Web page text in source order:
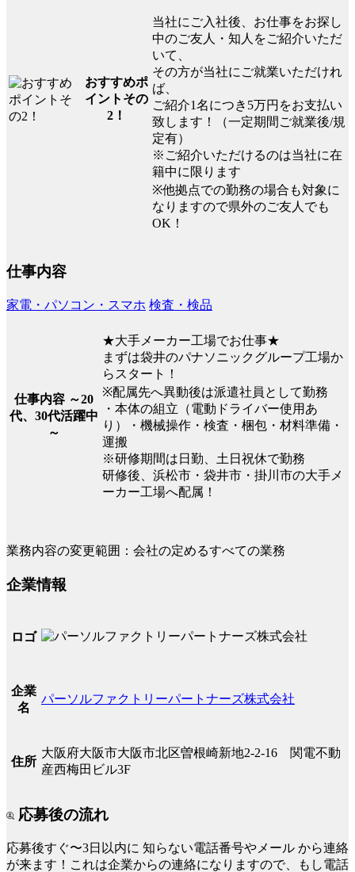
おすすめポ
イントその
2！
当社にご入社後、お仕事をお探し
中のご友人・知人をご紹介いただ
いて、
その方が当社にご就業いただけれ
ば、
ご紹介1名につき5万円をお支払い
致します！（一定期間ご就業後/規
定有）
※ご紹介いただけるのは当社に在
籍中に限ります
※他拠点での勤務の場合も対象に
なりますので県外のご友人でも
OK！
仕事内容
家電・パソコン・スマホ 検査・検品
仕事内容 ～20
代、30代活躍中
～
★大手メーカー工場でお仕事★
まずは袋井のパナソニックグループ工場か
らスタート！
※配属先へ異動後は派遣社員として勤務
・本体の組立（電動ドライバー使用あ
り）・機械操作・検査・梱包・材料準備・
運搬
※研修期間は日勤、土日祝休で勤務
研修後、浜松市・袋井市・掛川市の大手メ
ーカー工場へ配属！
業務内容の変更範囲：会社の定めるすべての業務
企業情報
ロゴ
企業
名
パーソルファクトリーパートナーズ株式会社
住所
大阪府大阪市大阪市北区曽根崎新地2-2-16 関電不動
産西梅田ビル3F
応募後の流れ
応募後すぐ〜3日以内に 知らない電話番号やメール から連絡
が来ます！これは企業からの連絡になりますので、もし電話